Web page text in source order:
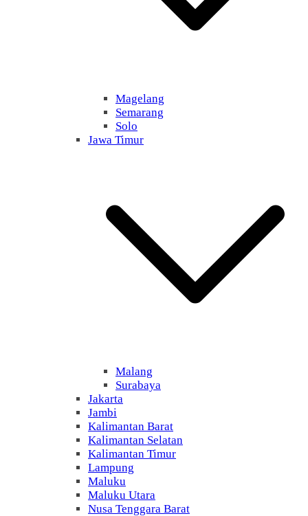
Magelang
Semarang
Solo
Jawa Timur
Malang
Surabaya
Jakarta
Jambi
Kalimantan Barat
Kalimantan Selatan
Kalimantan Timur
Lampung
Maluku
Maluku Utara
Nusa Tenggara Barat